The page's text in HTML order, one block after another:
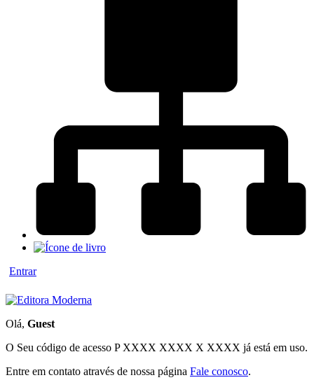
Entrar
Olá, Guest
O Seu código de acesso P XXXX XXXX X XXXX já está em uso.
Entre em contato através de nossa página Fale conosco.